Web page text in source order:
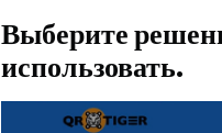
Выберите
использовать.